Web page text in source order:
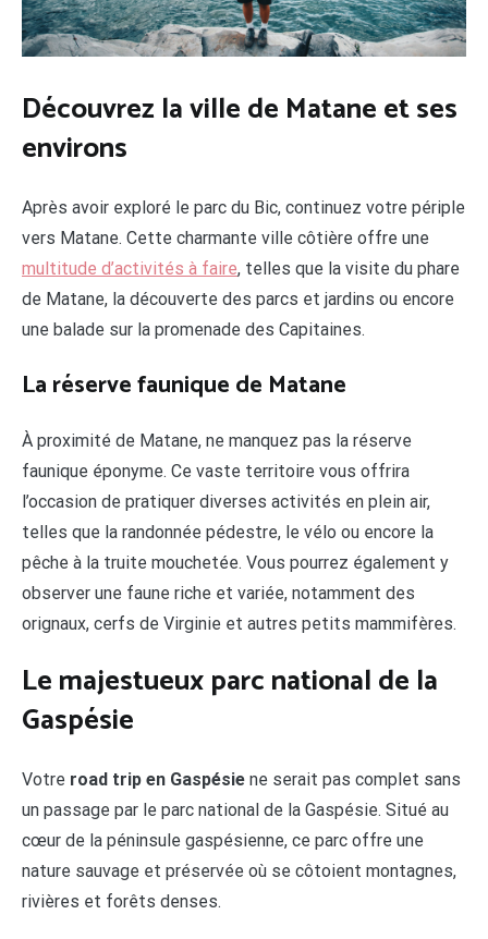
Découvrez la ville de Matane et ses
environs
Après avoir exploré le parc du Bic, continuez votre périple
vers Matane. Cette charmante ville côtière offre une
multitude d’activités à faire, telles que la visite du phare
de Matane, la découverte des parcs et jardins ou encore
une balade sur la promenade des Capitaines.
La réserve faunique de Matane
À proximité de Matane, ne manquez pas la réserve
faunique éponyme. Ce vaste territoire vous offrira
l’occasion de pratiquer diverses activités en plein air,
telles que la randonnée pédestre, le vélo ou encore la
pêche à la truite mouchetée. Vous pourrez également y
observer une faune riche et variée, notamment des
orignaux, cerfs de Virginie et autres petits mammifères.
Le majestueux parc national de la
Gaspésie
Votre road trip en Gaspésie ne serait pas complet sans
un passage par le parc national de la Gaspésie. Situé au
cœur de la péninsule gaspésienne, ce parc offre une
nature sauvage et préservée où se côtoient montagnes,
rivières et forêts denses.